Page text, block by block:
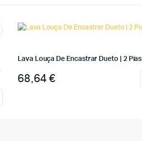
Lava Louça De Encastrar Dueto | 2 Pias
68,64€